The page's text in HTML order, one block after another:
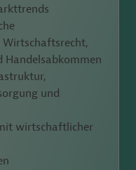
Wirtschaftsrecht,
Handelsabkommen
und
wirtschaftlicher